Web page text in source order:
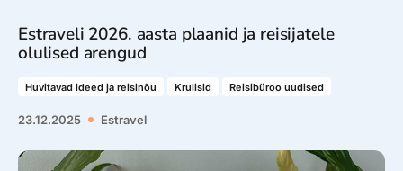
Estraveli 2026. aasta plaanid ja reisijatele
olulised arengud
Huvitavad ideed ja reisinõu Kruiisid Reisibüroo uudised
23.12.2025 Estravel